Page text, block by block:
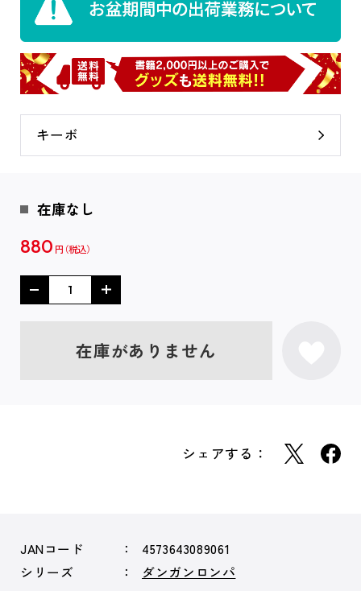
キーボ
在庫なし
880 円
在庫がありません
シェアする：
JANコード
4573643089061
シリーズ
ダンガンロンパ